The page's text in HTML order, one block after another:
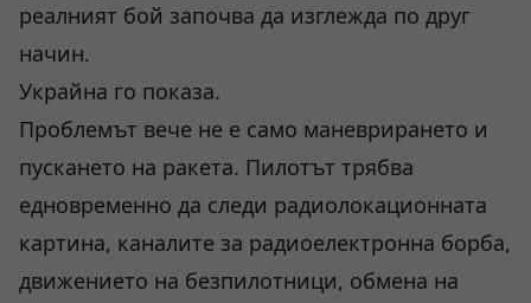
реалният бой започва да изглежда по друг
начин.
Украйна го показа.
Проблемът вече не е само маневрирането и
пускането на ракета. Пилотът трябва
едновременно да следи радиолокационната
картина, каналите за радиоелектронна борба,
движението на безпилотници, обмена на